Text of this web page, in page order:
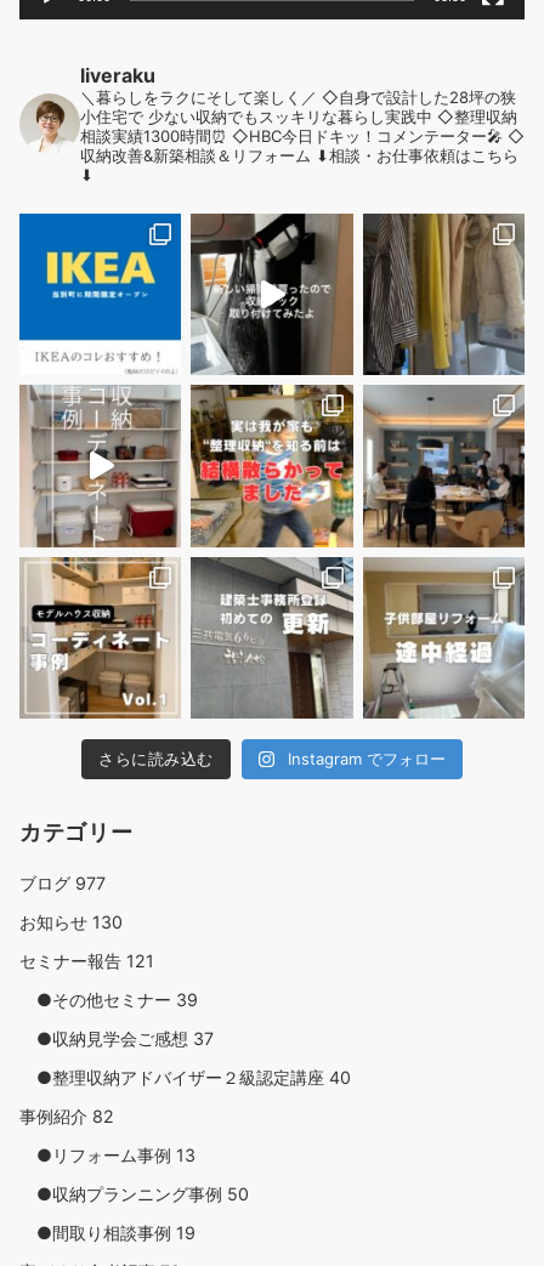
liveraku
＼暮らしをラクにそして楽しく／ ◇自身で設計した28坪の狭
小住宅で 少ない収納でもスッキリな暮らし実践中 ◇整理収納
相談実績1300時間⏰ ◇HBC今日ドキッ！コメンテーター🎤 ◇
収納改善&新築相談＆リフォーム ⬇︎相談・お仕事依頼はこちら
⬇︎
さらに読み込む Instagram でフォロー
カテゴリー
ブログ 977
お知らせ 130
セミナー報告 121
●その他セミナー 39
●収納見学会ご感想 37
●整理収納アドバイザー２級認定講座 40
事例紹介 82
●リフォーム事例 13
●収納プランニング事例 50
●間取り相談事例 19